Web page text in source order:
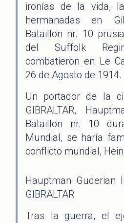
ironías de la vida,
hermanadas en
Bataillon nr. 10
del Suffolk
combatieron en Le
26 de Agosto de 1914.
Un portador de la
GIBRALTAR,
Bataillon nr. 10
Mundial, se haría
conflicto mundial,
Hauptman Guderian
GIBRALTAR
Tras la guerra, el